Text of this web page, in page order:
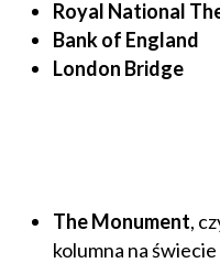
Royal National
Bank of England
London Bridge
The Monument,
kolumna na